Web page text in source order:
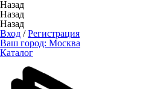
Назад
Назад
Назад
Вход /Регистрация
Ваш город: Москва
Каталог